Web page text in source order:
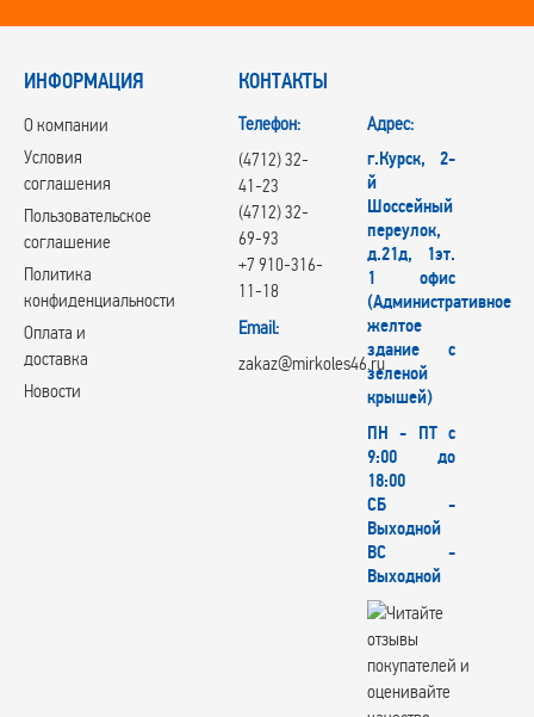
ИНФОРМАЦИЯ
О компании
Условия
соглашения
Пользовательское
соглашение
Политика
конфиденциальности
Оплата и
доставка
Новости
КОНТАКТЫ
Телефон:
(4712) 32-
41-23
(4712) 32-
69-93
+7 910-316-
11-18
Email:
zakaz@mirkoles46.ru
Адрес:
г.Курск, 2-
й
Шоссейный
переулок,
д.21д, 1эт.
1 офис
(Административное
желтое
здание с
зеленой
крышей)
ПН - ПТ с
9:00 до
18:00
СБ -
Выходной
ВС -
Выходной